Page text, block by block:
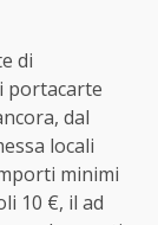
di
portacarte
dal
locali
minimi
10 €, il ad